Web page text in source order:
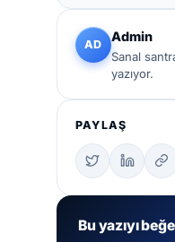
AD
Admin
Sanal
yazıyor.
PAYLAŞ
Bu yazıyı